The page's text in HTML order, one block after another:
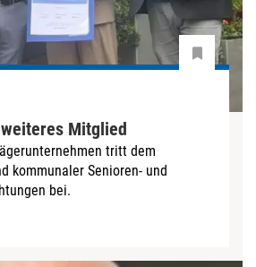
Mitglied
tritt dem
kommunaler Senioren- und
bei.